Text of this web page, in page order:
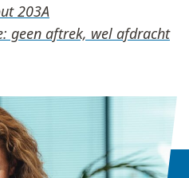
geen aftrek, wel afdracht